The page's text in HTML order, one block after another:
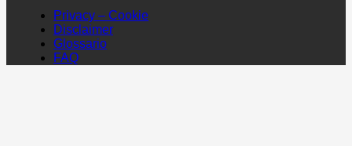
Privacy – Cookie
Disclaimer
Glossario
FAQ